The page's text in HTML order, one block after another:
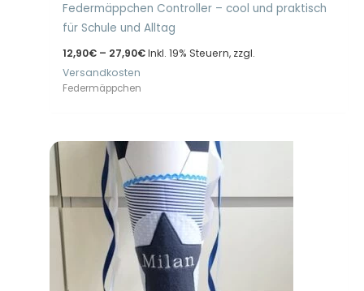
Federmäppchen Controller – cool und praktisch
für Schule und Alltag
12,90€ – 27,90€Preisspanne:
Inkl. 19% Steuern, zzgl.
Versandkosten
Federmäppchen